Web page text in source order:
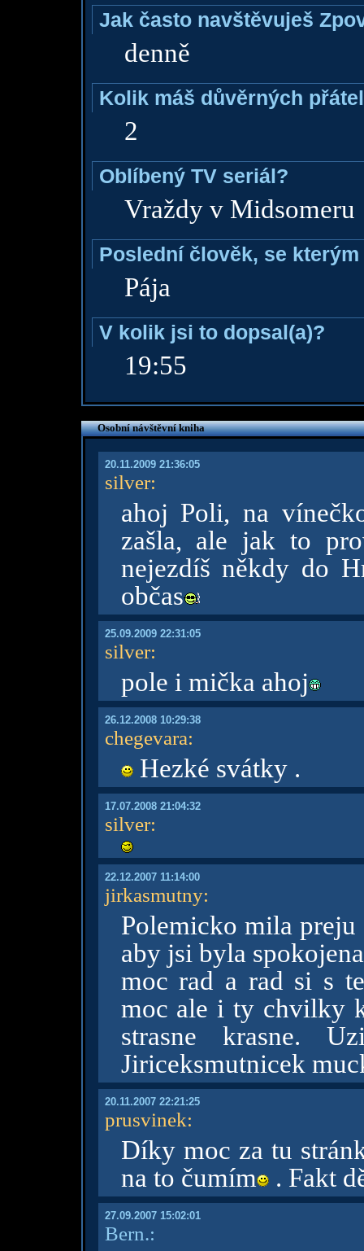
Jak často navštěvuješ
denně
Kolik máš důvěrných
2
Oblíbený TV seriál?
Vraždy v Midsomeru
Poslední člověk, se
Pája
V kolik jsi to dopsal(a)?
19:55
Osobní návštěvní kniha
20.11.2009 21:36:05
silver:
ahoj Poli, na
zašla, ale jak to
nejezdíš někdy do
občas
25.09.2009 22:31:05
silver:
pole i mička ahoj
26.12.2008 10:29:38
chegevara:
Hezké svátky .
17.07.2008 21:04:32
silver:
22.12.2007 11:14:00
jirkasmutny:
Polemicko mila
aby jsi byla
moc rad a rad si s
moc ale i ty chvilky
strasne krasne.
Jiriceksmutnicek
20.11.2007 22:21:25
prusvinek:
Díky moc za tu
na to čumím . Fakt
27.09.2007 15:02:01
Bern.: